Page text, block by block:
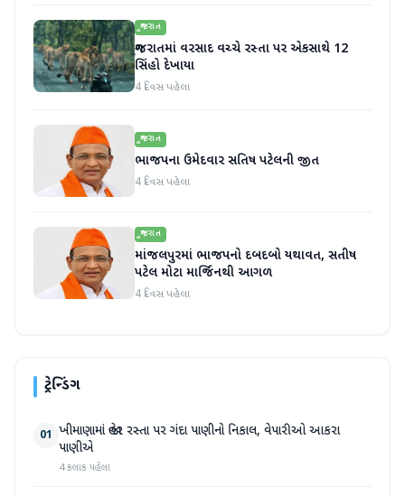
ગુજરાત
ગુજરાતમાં વરસાદ વચ્ચે રસ્તા પર એકસાથે 12
સિંહો દેખાયા
4 દિવસ પહેલા
ગુજરાત
ભાજપના ઉમેદવાર સતિષ પટેલની જીત
4 દિવસ પહેલા
ગુજરાત
માંજલપુરમાં ભાજપનો દબદબો યથાવત, સતીષ
પટેલ મોટા માર્જિનથી આગળ
4 દિવસ પહેલા
ટ્રેન્ડિંગ
01 ખીમાણામાં જાહેર રસ્તા પર ગંદા પાણીનો નિકાલ, વેપારીઓ આકરા
પાણીએ
4 કલાક પહેલા